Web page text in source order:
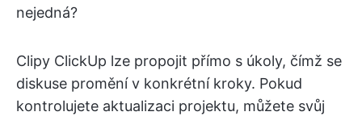
nejedná?
Clipy ClickUp lze propojit přímo s úkoly, čímž se
diskuse promění v konkrétní kroky. Pokud
kontrolujete aktualizaci projektu, můžete svůj